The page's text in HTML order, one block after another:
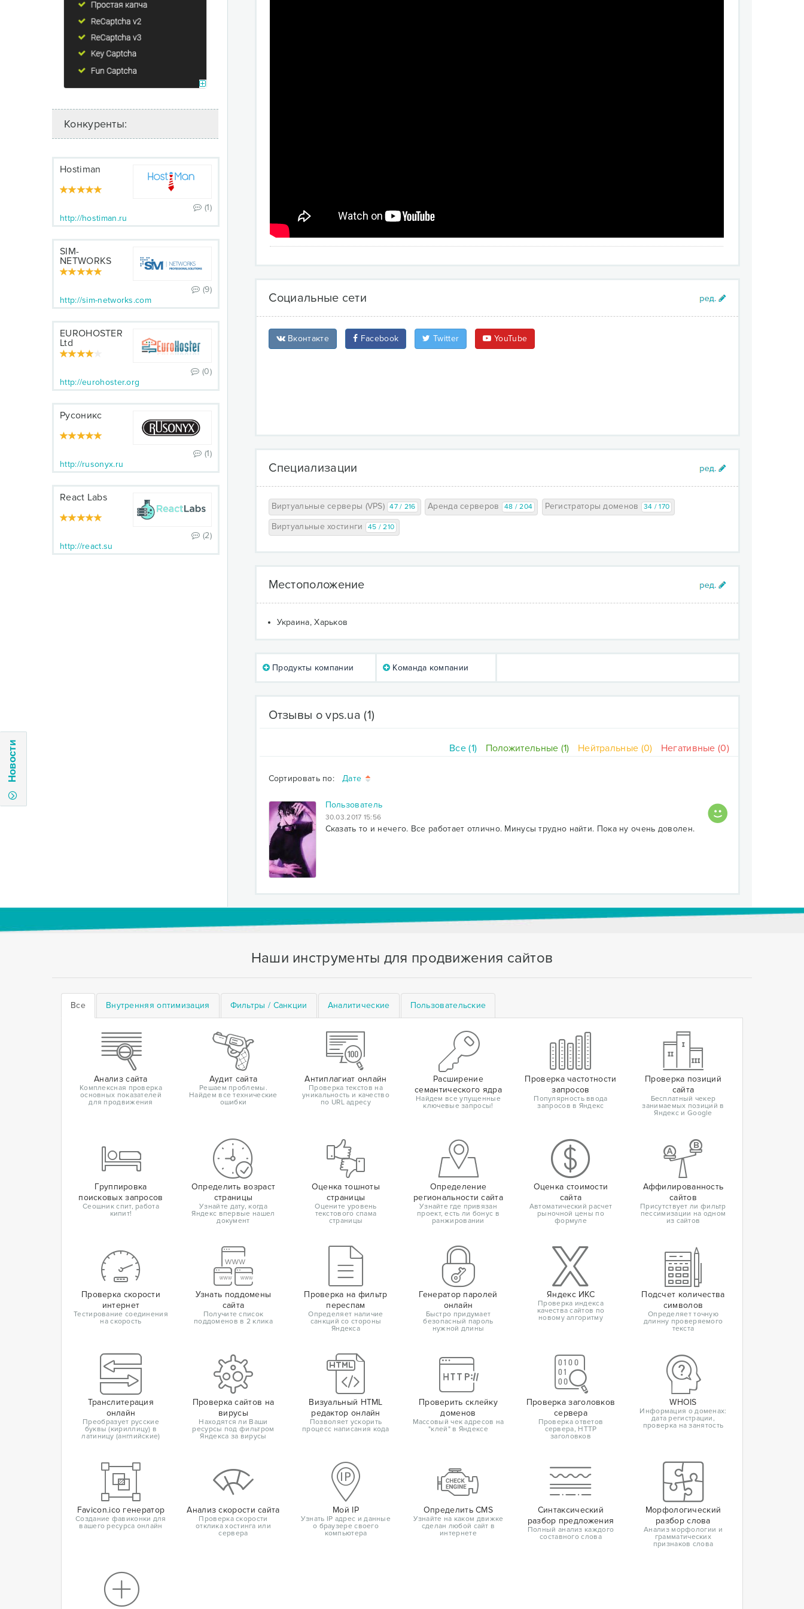
Новости
Конкуренты:
Hostiman
(1)
http://hostiman.ru
SIM-
NETWORKS
(9)
http://sim-networks.com
EUROHOSTER
Ltd
(0)
http://eurohoster.org
Русоникс
(1)
http://rusonyx.ru
React Labs
(2)
http://react.su
Социальные сети
Вконтакте Facebook Twitter YouTube
Специализации
Виртуальные серверы (VPS) 47 / 216 Аренда серверов 48 / 204 Регистраторы доменов 34 / 170
Виртуальные хостинги 45 / 210
Местоположение
Украина, Харьков
Продукты компании Команда компании
Отзывы о vps.ua (1)
Все (1) Положительные (1) Нейтральные (0) Негативные (0)
Сортировать по: Дате
Пользователь
30.03.2017 15:56
Сказать то и нечего. Все работает отлично. Минусы трудно найти. Пока ну очень доволен.
Наши инструменты для продвижения сайтов
Все Внутренняя оптимизация Фильтры / Санкции Аналитические Пользовательские
Анализ сайта
Комплексная проверка
основных показателей
для продвижения
Аудит сайта
Решаем проблемы.
Найдем все технические
ошибки
Антиплагиат онлайн
Проверка текстов на
уникальность и качество
по URL адресу
Расширение
семантического ядра
Найдем все упущенные
ключевые запросы!
Проверка частотности
запросов
Популярность ввода
запросов в Яндекс
Проверка позиций
сайта
Бесплатный чекер
занимаемых позиций в
Яндекс и Google
Группировка
поисковых запросов
Сеошник спит, работа
кипит!
Определить возраст
страницы
Узнайте дату, когда
Яндекс впервые нашел
документ
Оценка тошноты
страницы
Оцените уровень
текстового спама
страницы
Определение
региональности сайта
Узнайте где привязан
проект, есть ли бонус в
ранжировании
Оценка стоимости
сайта
Автоматический расчет
рыночной цены по
формуле
Аффилированность
сайтов
Присутствует ли фильтр
пессимизации на одном
из сайтов
Проверка скорости
интернет
Тестирование соединения
на скорость
Узнать поддомены
сайта
Получите список
поддоменов в 2 клика
Проверка на фильтр
переспам
Определяет наличие
санкций со стороны
Яндекса
Генератор паролей
онлайн
Быстро придумает
безопасный пароль
нужной длины
Яндекс ИКС
Проверка индекса
качества сайтов по
новому алгоритму
Подсчет количества
символов
Определяет точную
длинну проверяемого
текста
Транслитерация
онлайн
Преобразует русские
буквы (кириллицу) в
латиницу (английские)
Проверка сайтов на
вирусы
Находятся ли Ваши
ресурсы под фильтром
Яндекса за вирусы
Визуальный HTML
редактор онлайн
Позволяет ускорить
процесс написания кода
Проверить склейку
доменов
Массовый чек адресов на
"клей" в Яндексе
Проверка заголовков
сервера
Проверка ответов
сервера, HTTP
заголовков
WHOIS
Информация о доменах:
дата регистрации,
проверка на занятость
Favicon.ico генератор
Создание фавиконки для
вашего ресурса онлайн
Анализ скорости сайта
Проверка скорости
отклика хостинга или
сервера
Мой IP
Узнать IP адрес и данные
о браузере своего
компьютера
Определить CMS
Узнайте на каком движке
сделан любой сайт в
интернете
Синтаксический
разбор предложения
Полный анализ каждого
составного слова
Морфологический
разбор слова
Анализ морфологии и
грамматических
признаков слова